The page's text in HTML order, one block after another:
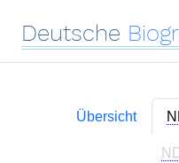
Deutsche
Übersicht